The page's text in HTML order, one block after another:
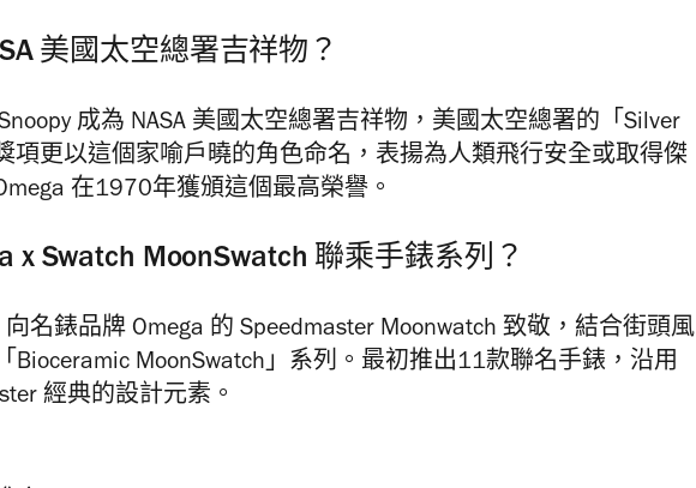
美國太空總署吉祥物？
成為 NASA 美國太空總署吉祥物，美國太空總署的「Silver
項更以這個家喻戶曉的角色命名，表揚為人類飛行安全或取得傑
在1970年獲頒這個最高榮譽。
x Swatch MoonSwatch 聯乘手錶系列？
名錶品牌 Omega 的 Speedmaster Moonwatch 致敬，結合街頭風
Bioceramic MoonSwatch」系列。最初推出11款聯名手錶，沿用
經典的設計元素。